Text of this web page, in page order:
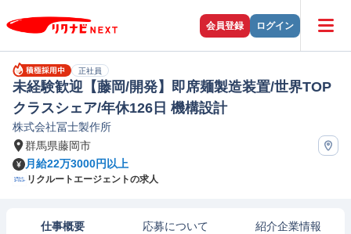
会員登録 ログイン
正社員
未経験歓迎【藤岡/開発】即席麺製造装置/世界TOP
クラスシェア/年休126日 機構設計
株式会社冨士製作所
群馬県藤岡市
月給22万3000円以上
リクルートエージェントの求人
仕事概要 応募について 紹介企業情報